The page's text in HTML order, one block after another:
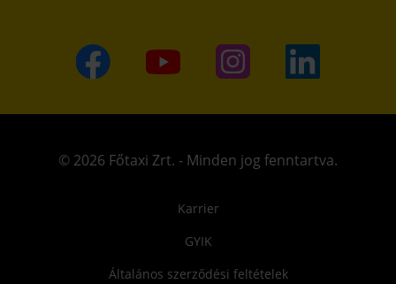
© 2026 Főtaxi Zrt. - Minden jog fenntartva.
Karrier
GYIK
Általános szerződési feltételek